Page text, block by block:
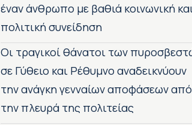
έναν άνθρωπο με βαθιά κοινωνική
πολιτική συνείδηση
Οι τραγικοί θάνατοι των
σε Γύθειο και Ρέθυμνο αναδεικνύουν
την ανάγκη γενναίων αποφάσεων από
την πλευρά της πολιτείας